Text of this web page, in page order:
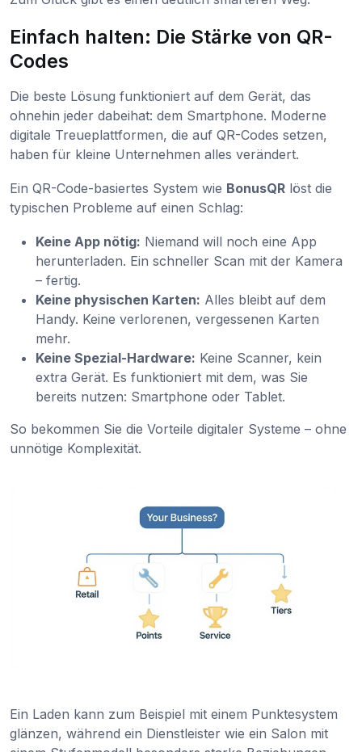
Einfach halten: Die Stärke von QR-
Codes
Die beste Lösung funktioniert auf dem Gerät, das
ohnehin jeder dabeihat: dem Smartphone. Moderne
digitale Treueplattformen, die auf QR-Codes setzen,
haben für kleine Unternehmen alles verändert.
Ein QR-Code-basiertes System wie BonusQR löst die
typischen Probleme auf einen Schlag:
Keine App nötig: Niemand will noch eine App
herunterladen. Ein schneller Scan mit der Kamera
– fertig.
Keine physischen Karten: Alles bleibt auf dem
Handy. Keine verlorenen, vergessenen Karten
mehr.
Keine Spezial-Hardware: Keine Scanner, kein
extra Gerät. Es funktioniert mit dem, was Sie
bereits nutzen: Smartphone oder Tablet.
So bekommen Sie die Vorteile digitaler Systeme – ohne
unnötige Komplexität.
Ein Laden kann zum Beispiel mit einem Punktesystem
glänzen, während ein Dienstleister wie ein Salon mit